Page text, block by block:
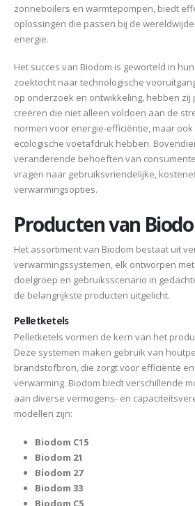
zonneboilers en warmtepompen, biedt
oplossingen die passen bij de
energie.
Het succes van Biodom is geworteld in
zoektocht naar technologische
op onderzoek en ontwikkeling, hebben zij
creëren die niet alleen voldoen aan de
normen voor energie-efficiëntie, maar
ecologische voetafdruk hebben.
veranderende behoeften van
vragen naar gebruiksvriendelijke,
verwarmingsopties.
Producten van
Het assortiment van Biodom bestaat uit
verwarmingssystemen, elk ontworpen
doelgroep en gebruiksscenario in
de belangrijkste producten uitgelicht.
Pelletketels
Pelletketels vormen de kern van het
Deze systemen maken gebruik van
brandstofbron, die zorgt voor efficiënte
verwarming. Biodom biedt verschillende
aan diverse vermogens- en
modellen zijn:
Biodom C15
Biodom 21
Biodom 27
Biodom 33
Biodom C5